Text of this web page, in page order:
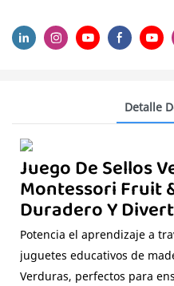
Detalle
Juego De Sellos
Montessori Fruit
Duradero Y
Potencia el aprendizaje a
juguetes educativos de
Verduras, perfectos para